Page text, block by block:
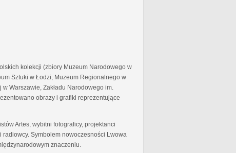
kolekcji (zbiory Muzeum Narodowego w
Sztuki w Łodzi, Muzeum Regionalnego w
Warszawie, Zakładu Narodowego im.
obrazy i grafiki reprezentujące
Artes, wybitni fotograficy, projektanci
radiowcy. Symbolem nowoczesności Lwowa
znaczeniu.